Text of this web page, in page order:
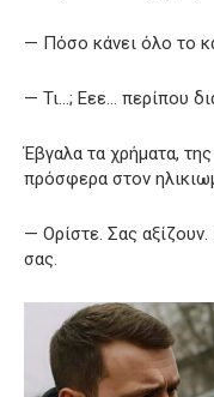
— Πόσο κάνει όλο το
— Τι…; Εεε… περίπου
Έβγαλα τα χρήματα,
πρόσφερα στον
— Ορίστε. Σας αξίζουν.
σας.